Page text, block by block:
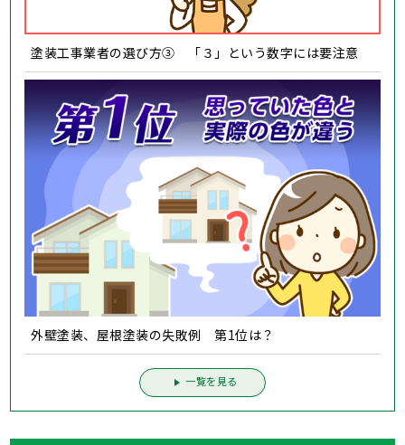
塗装工事業者の選び方③ 「３」という数字には要注意
外壁塗装、屋根塗装の失敗例 第1位は？
一覧を見る